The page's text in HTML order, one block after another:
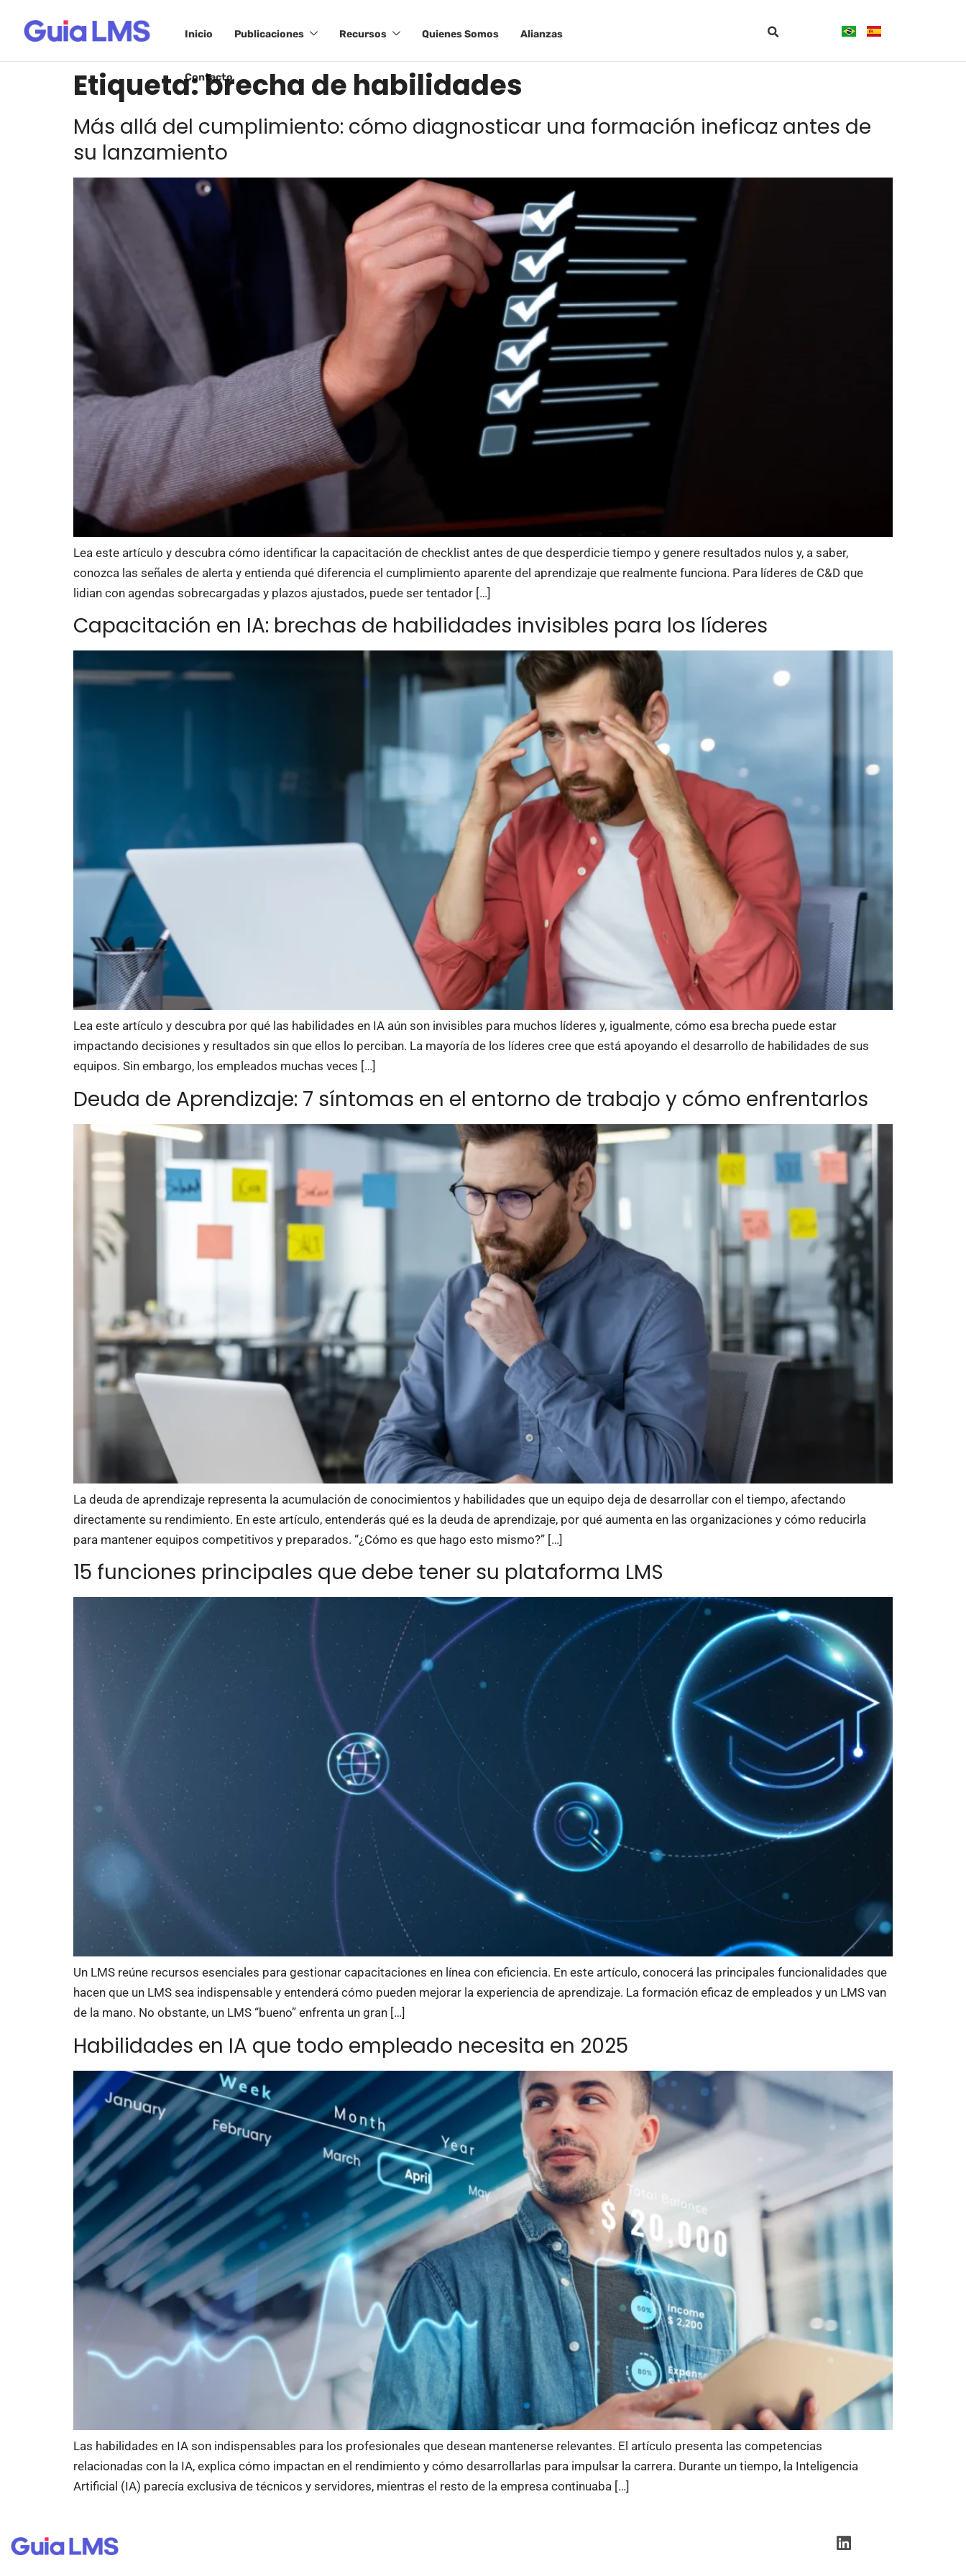
Inicio Publicaciones Recursos Quienes Somos Alianzas
Contacto
Etiqueta:brecha de habilidades
Más allá del cumplimiento: cómo diagnosticar una formación ineficaz antes de
su lanzamiento
Lea este artículo y descubra cómo identificar la capacitación de checklist antes de que desperdicie tiempo y genere resultados nulos y, a saber,
conozca las señales de alerta y entienda qué diferencia el cumplimiento aparente del aprendizaje que realmente funciona. Para líderes de C&D que
lidian con agendas sobrecargadas y plazos ajustados, puede ser tentador […]
Capacitación en IA: brechas de habilidades invisibles para los líderes
Lea este artículo y descubra por qué las habilidades en IA aún son invisibles para muchos líderes y, igualmente, cómo esa brecha puede estar
impactando decisiones y resultados sin que ellos lo perciban. La mayoría de los líderes cree que está apoyando el desarrollo de habilidades de sus
equipos. Sin embargo, los empleados muchas veces […]
Deuda de Aprendizaje: 7 síntomas en el entorno de trabajo y cómo enfrentarlos
La deuda de aprendizaje representa la acumulación de conocimientos y habilidades que un equipo deja de desarrollar con el tiempo, afectando
directamente su rendimiento. En este artículo, entenderás qué es la deuda de aprendizaje, por qué aumenta en las organizaciones y cómo reducirla
para mantener equipos competitivos y preparados. “¿Cómo es que hago esto mismo?” […]
15 funciones principales que debe tener su plataforma LMS
Un LMS reúne recursos esenciales para gestionar capacitaciones en línea con eficiencia. En este artículo, conocerá las principales funcionalidades que
hacen que un LMS sea indispensable y entenderá cómo pueden mejorar la experiencia de aprendizaje. La formación eficaz de empleados y un LMS van
de la mano. No obstante, un LMS “bueno” enfrenta un gran […]
Habilidades en IA que todo empleado necesita en 2025
Las habilidades en IA son indispensables para los profesionales que desean mantenerse relevantes. El artículo presenta las competencias
relacionadas con la IA, explica cómo impactan en el rendimiento y cómo desarrollarlas para impulsar la carrera. Durante un tiempo, la Inteligencia
Artificial (IA) parecía exclusiva de técnicos y servidores, mientras el resto de la empresa continuaba […]